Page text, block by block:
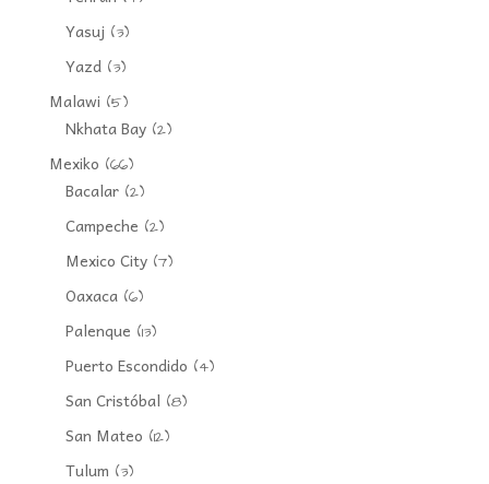
Yasuj (3)
Yazd(3)
Malawi (5)
Nkhata Bay(2)
Mexiko (66)
Bacalar(2)
Campeche (2)
Mexico City(7)
Oaxaca(6)
Palenque (13)
Puerto Escondido (4)
San Cristóbal (8)
San Mateo (12)
Tulum (3)